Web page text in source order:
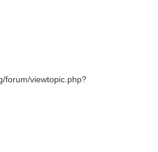
forum/viewtopic.php?